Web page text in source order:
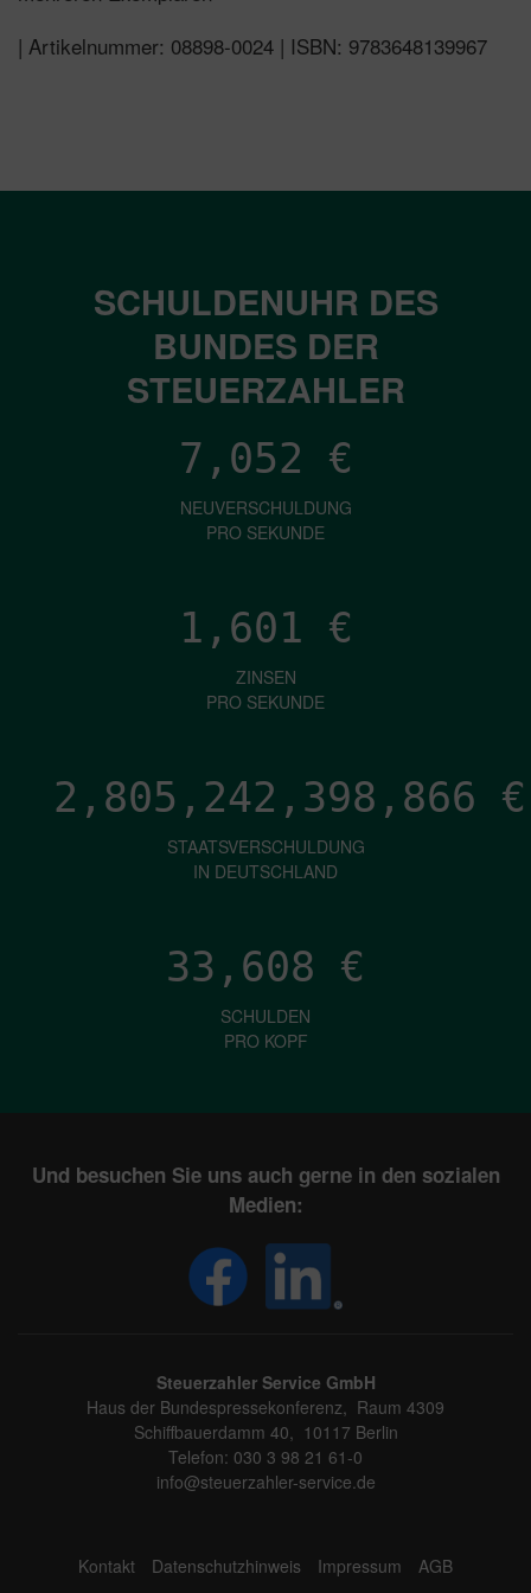
| Artikelnummer: 08898-0024 | ISBN: 9783648139967
SCHULDENUHR DES
BUNDES DER
STEUERZAHLER
7,052 €
NEUVERSCHULDUNG
PRO SEKUNDE
1,601 €
ZINSEN
PRO SEKUNDE
2,805,242,400,982 €
STAATSVERSCHULDUNG
IN DEUTSCHLAND
33,608 €
SCHULDEN
PRO KOPF
Und besuchen Sie uns auch gerne in den sozialen
Medien:
Steuerzahler Service GmbH
Haus der Bundespressekonferenz, Raum 4309
Schiffbauerdamm 40, 10117 Berlin
Telefon: 030 3 98 21 61-0
info@steuerzahler-service.de
Kontakt Datenschutzhinweis Impressum
AGB